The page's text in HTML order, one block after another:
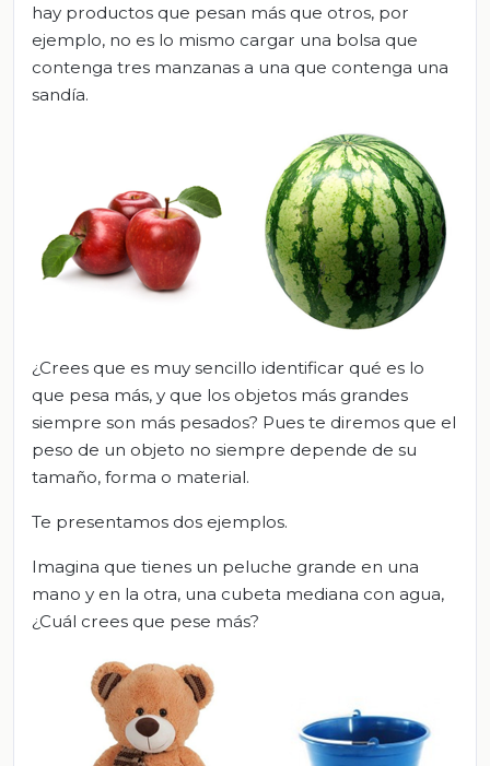
hay productos que pesan más que otros, por
ejemplo, no es lo mismo cargar una bolsa que
contenga tres manzanas a una que contenga una
sandía.
¿Crees que es muy sencillo identificar qué es lo
que pesa más, y que los objetos más grandes
siempre son más pesados? Pues te diremos que el
peso de un objeto no siempre depende de su
tamaño, forma o material.
Te presentamos dos ejemplos.
Imagina que tienes un peluche grande en una
mano y en la otra, una cubeta mediana con agua,
¿Cuál crees que pese más?